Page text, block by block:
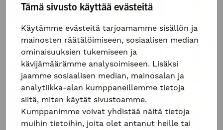
Tämä sivusto käyttää evästeitä
Käytämme evästeitä tarjoamamme sisällön ja
mainosten räätälöimiseen, sosiaalisen median
ominaisuuksien tukemiseen ja
kävijämäärämme analysoimiseen. Lisäksi
jaamme sosiaalisen median, mainosalan ja
analytiikka-alan kumppaneillemme tietoja
siitä, miten käytät sivustoamme.
Kumppanimme voivat yhdistää näitä tietoja
muihin tietoihin, joita olet antanut heille tai